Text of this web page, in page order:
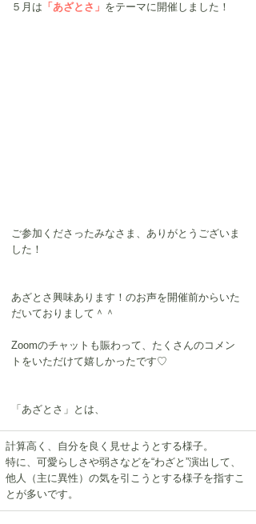
５月は 「あざとさ」 をテーマに開催しました！
ご参加くださったみなさま、ありがとうございま
した！
あざとさ興味あります！のお声を開催前からいた
だいておりまして＾＾
Zoomのチャットも賑わって、たくさんのコメン
トをいただけて嬉しかったです♡
「あざとさ」とは、
計算高く、自分を良く見せようとする様子。
特に、可愛らしさや弱さなどを“わざと”演出して、
他人（主に異性）の気を引こうとする様子を指すこ
とが多いです。